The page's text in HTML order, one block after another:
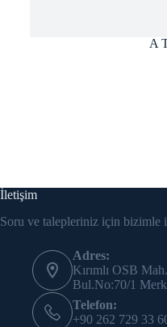
A
İletişim
Soru ve talepleriniz için bizimle
Adres:
Kırımlı OSB
Bul.No:70/1
Telefon:
+90 262 729 33